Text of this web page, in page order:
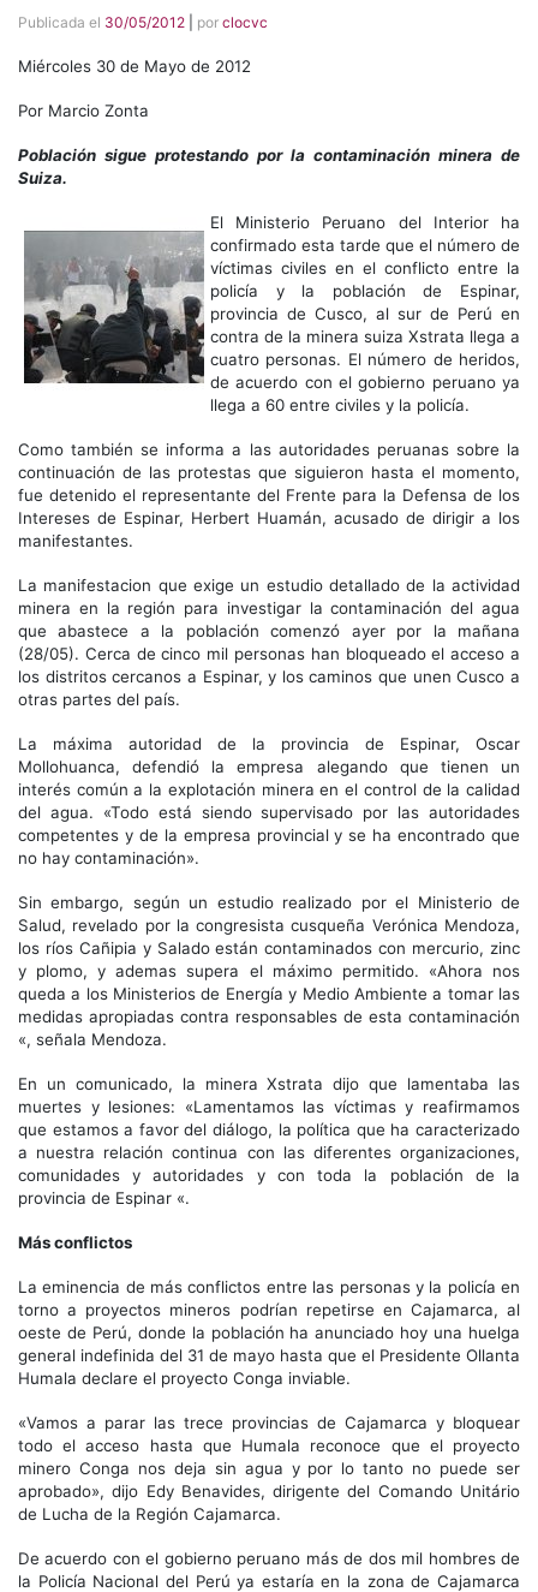
Publicada el 30/05/2012 por clocvc
Miércoles 30 de Mayo de 2012
Por Marcio Zonta
Población sigue protestando por la contaminación minera de
Suiza.
El Ministerio Peruano del Interior ha
confirmado esta tarde que el número de
víctimas civiles en el conflicto entre la
policía y la población de Espinar,
provincia de Cusco, al sur de Perú en
contra de la minera suiza Xstrata llega a
cuatro personas. El número de heridos,
de acuerdo con el gobierno peruano ya
llega a 60 entre civiles y la policía.
Como también se informa a las autoridades peruanas sobre la
continuación de las protestas que siguieron hasta el momento,
fue detenido el representante del Frente para la Defensa de los
Intereses de Espinar, Herbert Huamán, acusado de dirigir a los
manifestantes.
La manifestacion que exige un estudio detallado de la actividad
minera en la región para investigar la contaminación del agua
que abastece a la población comenzó ayer por la mañana
(28/05). Cerca de cinco mil personas han bloqueado el acceso a
los distritos cercanos a Espinar, y los caminos que unen Cusco a
otras partes del país.
La máxima autoridad de la provincia de Espinar, Oscar
Mollohuanca, defendió la empresa alegando que tienen un
interés común a la explotación minera en el control de la calidad
del agua. «Todo está siendo supervisado por las autoridades
competentes y de la empresa provincial y se ha encontrado que
no hay contaminación».
Sin embargo, según un estudio realizado por el Ministerio de
Salud, revelado por la congresista cusqueña Verónica Mendoza,
los ríos Cañipia y Salado están contaminados con mercurio, zinc
y plomo, y ademas supera el máximo permitido. «Ahora nos
queda a los Ministerios de Energía y Medio Ambiente a tomar las
medidas apropiadas contra responsables de esta contaminación
«, señala Mendoza.
En un comunicado, la minera Xstrata dijo que lamentaba las
muertes y lesiones: «Lamentamos las víctimas y reafirmamos
que estamos a favor del diálogo, la política que ha caracterizado
a nuestra relación continua con las diferentes organizaciones,
comunidades y autoridades y con toda la población de la
provincia de Espinar «.
Más conflictos
La eminencia de más conflictos entre las personas y la policía en
torno a proyectos mineros podrían repetirse en Cajamarca, al
oeste de Perú, donde la población ha anunciado hoy una huelga
general indefinida del 31 de mayo hasta que el Presidente Ollanta
Humala declare el proyecto Conga inviable.
«Vamos a parar las trece provincias de Cajamarca y bloquear
todo el acceso hasta que Humala reconoce que el proyecto
minero Conga nos deja sin agua y por lo tanto no puede ser
aprobado», dijo Edy Benavides, dirigente del Comando Unitário
de Lucha de la Región Cajamarca.
De acuerdo con el gobierno peruano más de dos mil hombres de
la Policía Nacional del Perú ya estaría en la zona de Cajamarca